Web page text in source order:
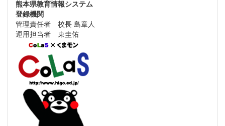
熊本県教育情報システム
登録機関
管理責任者 校長 島章人
運用担当者 東圭佑